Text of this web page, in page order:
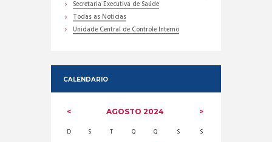
Secretaria Executiva de Saúde
Todas as Noticias
Unidade Central de Controle Interno
CALENDARIO
AGOSTO 2024
D S T Q Q S S